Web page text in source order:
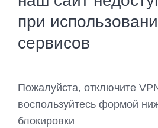
при
сервисов
Пожалуйста, отключите
воспользуйтесь формой
блокировки